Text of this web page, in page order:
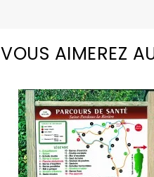
VOUS AIMEREZ